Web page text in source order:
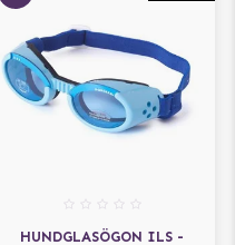
HUNDGLASÖGON ILS -